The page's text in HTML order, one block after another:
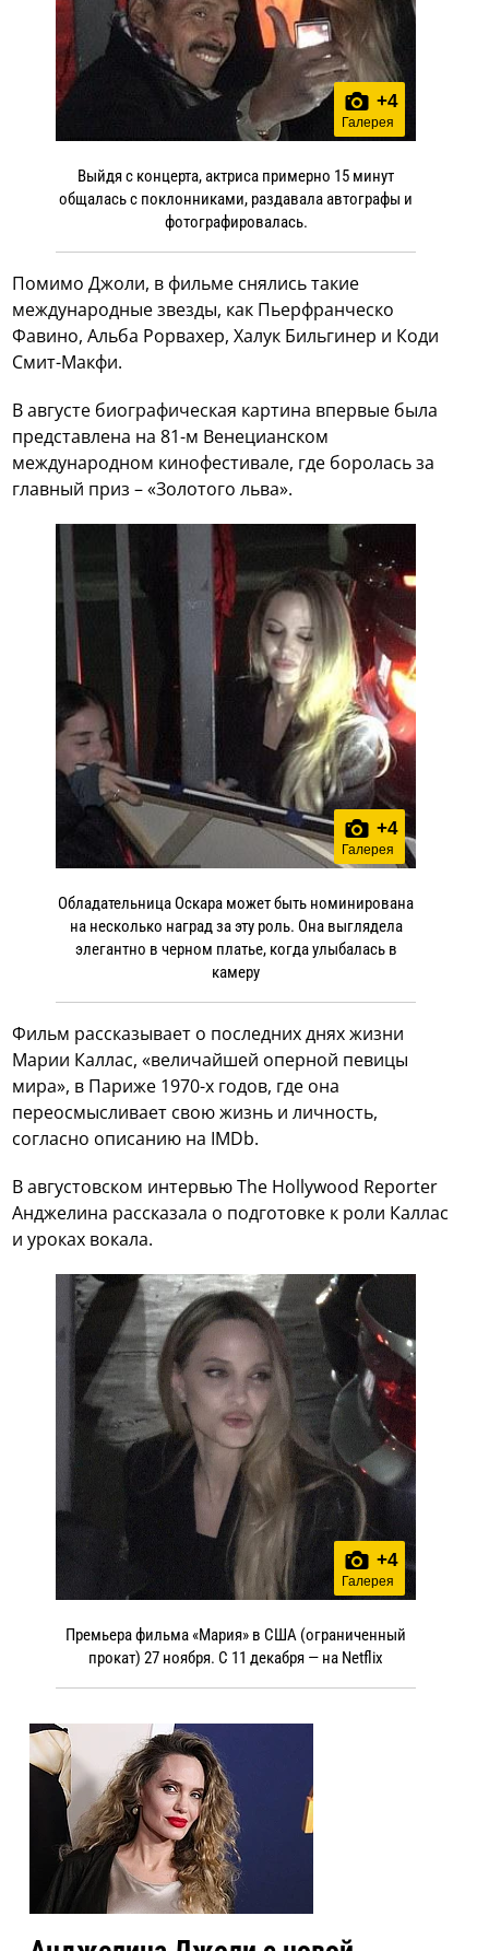
+4
Галерея
Выйдя с концерта, актриса примерно 15 минут
общалась с поклонниками, раздавала автографы и
фотографировалась.
Помимо Джоли, в фильме снялись такие
международные звезды, как Пьерфранческо
Фавино, Альба Рорвахер, Халук Бильгинер и Коди
Смит-Макфи.
В августе биографическая картина впервые была
представлена на 81-м Венецианском
международном кинофестивале, где боролась за
главный приз – «Золотого льва».
+4
Галерея
Обладательница Оскара может быть номинирована
на несколько наград за эту роль. Она выглядела
элегантно в черном платье, когда улыбалась в
камеру
Фильм рассказывает о последних днях жизни
Марии Каллас, «величайшей оперной певицы
мира», в Париже 1970-х годов, где она
переосмысливает свою жизнь и личность,
согласно описанию на IMDb.
В августовском интервью The Hollywood Reporter
Анджелина рассказала о подготовке к роли Каллас
и уроках вокала.
+4
Галерея
Премьера фильма «Мария» в США (ограниченный
прокат) 27 ноября. С 11 декабря — на Netflix